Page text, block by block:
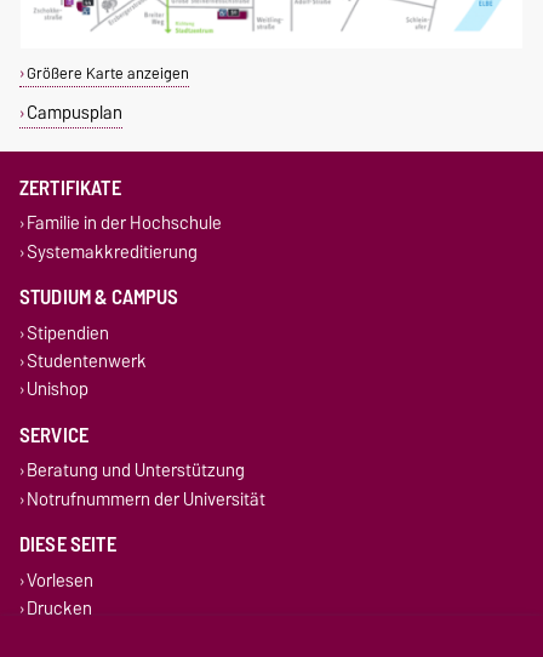
Größere Karte anzeigen
Campusplan
ZERTIFIKATE
Familie in der Hochschule
Systemakkreditierung
STUDIUM & CAMPUS
Stipendien
Studentenwerk
Unishop
SERVICE
Beratung und Unterstützung
Notrufnummern der Universität
DIESE SEITE
Vorlesen
Drucken